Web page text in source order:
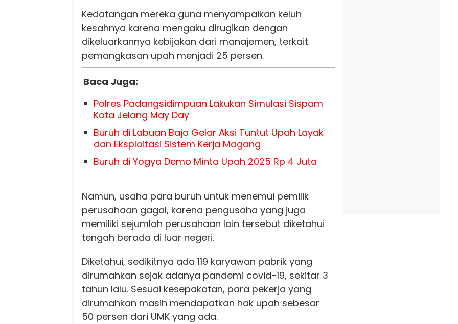
Kedatangan mereka guna menyampaikan keluh
kesahnya karena mengaku dirugikan dengan
dikeluarkannya kebijakan dari manajemen, terkait
pemangkasan upah menjadi 25 persen.
Baca Juga:
Polres Padangsidimpuan Lakukan Simulasi Sispam
Kota Jelang May Day
Buruh di Labuan Bajo Gelar Aksi Tuntut Upah Layak
dan Eksploitasi Sistem Kerja Magang
Buruh di Yogya Demo Minta Upah 2025 Rp 4 Juta
Namun, usaha para buruh untuk menemui pemilik
perusahaan gagal, karena pengusaha yang juga
memiliki sejumlah perusahaan lain tersebut diketahui
tengah berada di luar negeri.
Diketahui, sedikitnya ada 119 karyawan pabrik yang
dirumahkan sejak adanya pandemi covid-19, sekitar 3
tahun lalu. Sesuai kesepakatan, para pekerja yang
dirumahkan masih mendapatkan hak upah sebesar
50 persen dari UMK yang ada.